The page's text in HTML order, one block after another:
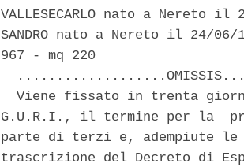
VALLESECARLO nato a Nereto
SANDRO nato a Nereto il 24/
967 - mq 220
Viene fissato in trenta
G.U.R.I., il termine per la
parte di terzi e, adempiute
trascrizione del Decreto